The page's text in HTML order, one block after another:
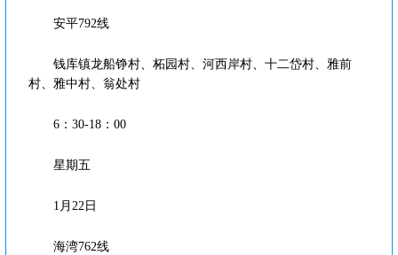
安平792线
钱库镇龙船铮村、柘园村、河西岸村、十二岱村、雅前
村、雅中村、翁处村
6：30-18：00
星期五
1月22日
海湾762线